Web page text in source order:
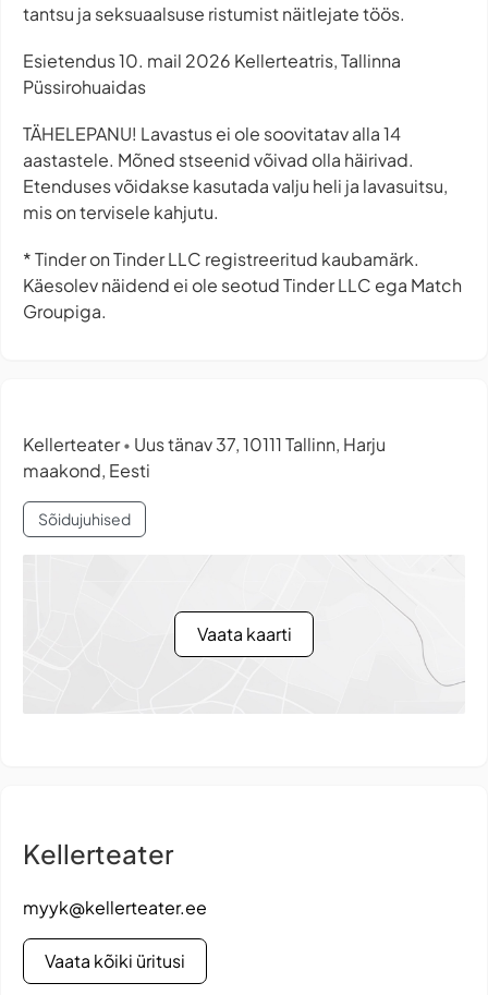
tantsu ja seksuaalsuse ristumist näitlejate töös.
Esietendus 10. mail 2026 Kellerteatris, Tallinna
Püssirohuaidas
TÄHELEPANU! Lavastus ei ole soovitatav alla 14
aastastele. Mõned stseenid võivad olla häirivad.
Etenduses võidakse kasutada valju heli ja lavasuitsu,
mis on tervisele kahjutu.
* Tinder on Tinder LLC registreeritud kaubamärk.
Käesolev näidend ei ole seotud Tinder LLC ega Match
Groupiga.
Kellerteater• Uus tänav 37, 10111 Tallinn, Harju
maakond, Eesti
Sõidujuhised
Vaata kaarti
Kellerteater
myyk@kellerteater.ee
Vaata kõiki üritusi